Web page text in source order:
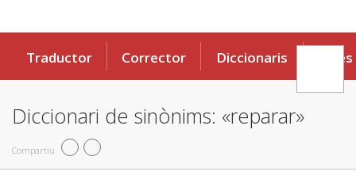
Traductor Corrector Diccionaris Eines
Diccionari de sinònims: «reparar»
Compartiu